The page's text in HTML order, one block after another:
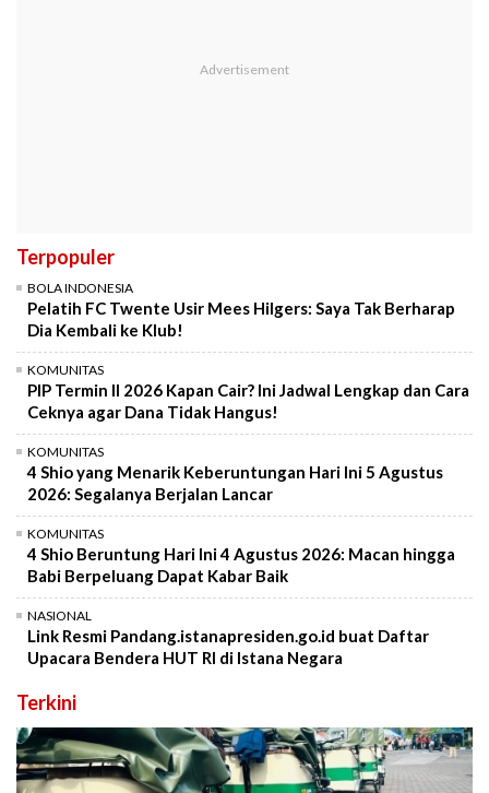
Terpopuler
BOLA INDONESIA
Pelatih FC Twente Usir Mees Hilgers: Saya Tak Berharap
Dia Kembali ke Klub!
KOMUNITAS
PIP Termin II 2026 Kapan Cair? Ini Jadwal Lengkap dan Cara
Ceknya agar Dana Tidak Hangus!
KOMUNITAS
4 Shio yang Menarik Keberuntungan Hari Ini 5 Agustus
2026: Segalanya Berjalan Lancar
KOMUNITAS
4 Shio Beruntung Hari Ini 4 Agustus 2026: Macan hingga
Babi Berpeluang Dapat Kabar Baik
NASIONAL
Link Resmi Pandang.istanapresiden.go.id buat Daftar
Upacara Bendera HUT RI di Istana Negara
Terkini